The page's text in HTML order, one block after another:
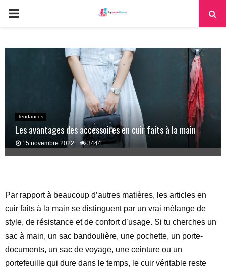
PRIMARY
Tendances
Les avantages des accessoires en cuir faits à la main
15 novembre 2022 3444
Par rapport à beaucoup d’autres matières, les articles en
cuir faits à la main se distinguent par un vrai mélange de
style, de résistance et de confort d’usage. Si tu cherches un
sac à main, un sac bandoulière, une pochette, un porte-
documents, un sac de voyage, une ceinture ou un
portefeuille qui dure dans le temps, le cuir véritable reste